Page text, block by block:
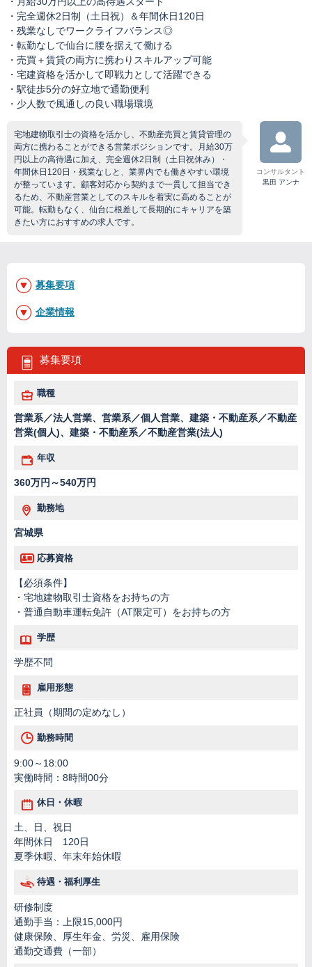
・完全週休2日制（土日祝）＆年間休日120日
・残業なしでワークライフバランス◎
・転勤なしで仙台に腰を据えて働ける
・売買＋賃貸の両方に携わりスキルアップ可能
・宅建資格を活かして即戦力として活躍できる
・駅徒歩5分の好立地で通勤便利
・少人数で風通しの良い職場環境
宅地建物取引士の資格を活かし、不動産売買と賃貸管理の
両方に携わることができる営業ポジションです。月給30万
円以上の高待遇に加え、完全週休2日制（土日祝休み）・
年間休日120日・残業なしと、業界内でも働きやすい環境
が整っています。顧客対応から契約まで一貫して担当でき
るため、不動産営業としてのスキルを着実に高めることが
可能。転勤もなく、仙台に根差して長期的にキャリアを築
きたい方におすすめの求人です。
コンサルタント
黒田 アンナ
募集要項
職種
営業系／法人営業、営業系／個人営業、建築・不動産系／不動産
営業(個人)、建築・不動産系／不動産営業(法人)
年収
360万円～540万円
勤務地
宮城県
応募資格
【必須条件】
・宅地建物取引士資格をお持ちの方
・普通自動車運転免許（AT限定可）をお持ちの方
学歴
学歴不問
雇用形態
正社員（期間の定めなし）
勤務時間
9:00～18:00
実働時間：8時間00分
休日・休暇
土、日、祝日
年間休日 120日
夏季休暇、年末年始休暇
待遇・福利厚生
研修制度
通勤手当：上限15,000円
健康保険、厚生年金、労災、雇用保険
通勤交通費（一部）
募集要項
企業情報